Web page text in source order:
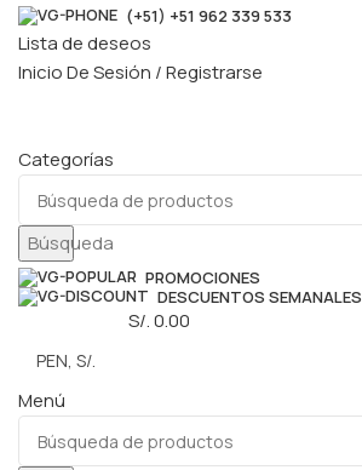
(+51) +51 962 339 533
Lista de deseos
Inicio De Sesión / Registrarse
Categorías
Búsqueda
PROMOCIONES
DESCUENTOS SEMANALES
S/.0.00
Menú